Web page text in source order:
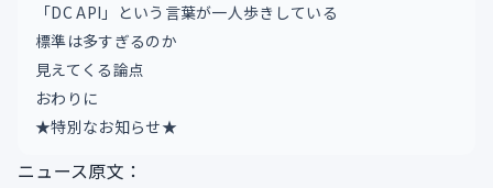
「DC API」という言葉が一人歩きしている
標準は多すぎるのか
見えてくる論点
おわりに
★特別なお知らせ★
ニュース原文：